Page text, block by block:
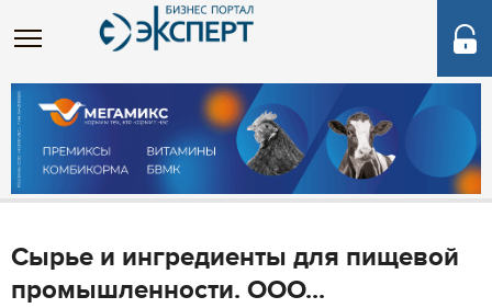
Сырье и ингредиенты для пищевой
промышленности. ООО...